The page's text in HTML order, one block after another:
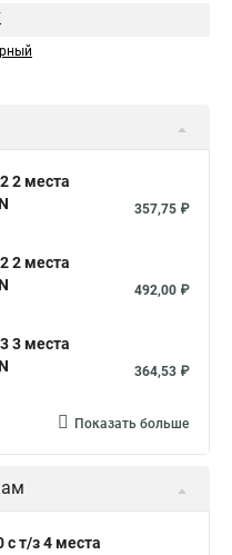
2 места
357,75 ₽
2 места
492,00 ₽
3 места
364,53 ₽
Показать больше
с т/з 4 места